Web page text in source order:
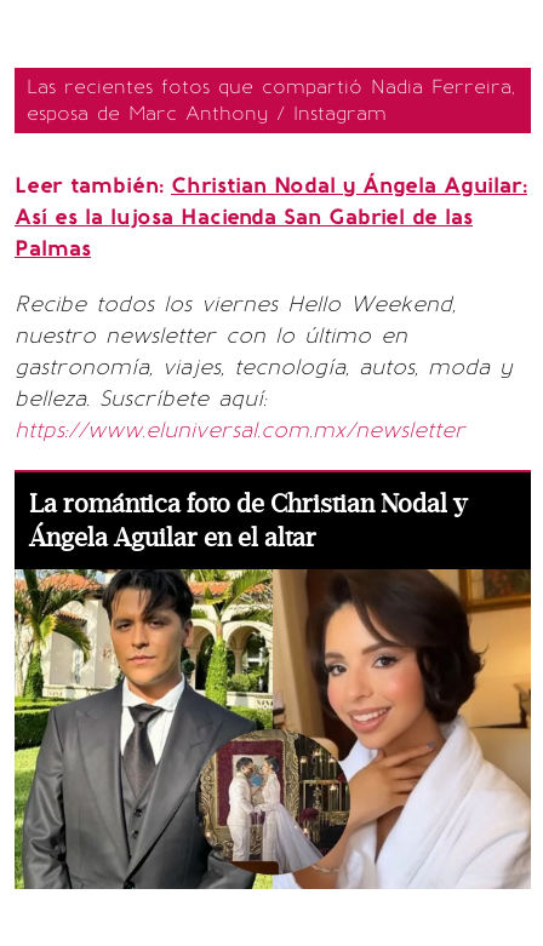
Las recientes fotos que compartió Nadia Ferreira,
esposa de Marc Anthony / Instagram
Leer también: Christian Nodal y Ángela Aguilar:
Así es la lujosa Hacienda San Gabriel de las
Palmas
Recibe todos los viernes Hello Weekend,
nuestro newsletter con lo último en
gastronomía, viajes, tecnología, autos, moda y
belleza. Suscríbete aquí:
https://www.eluniversal.com.mx/newsletter
La romántica foto de Christian Nodal y
Ángela Aguilar en el altar